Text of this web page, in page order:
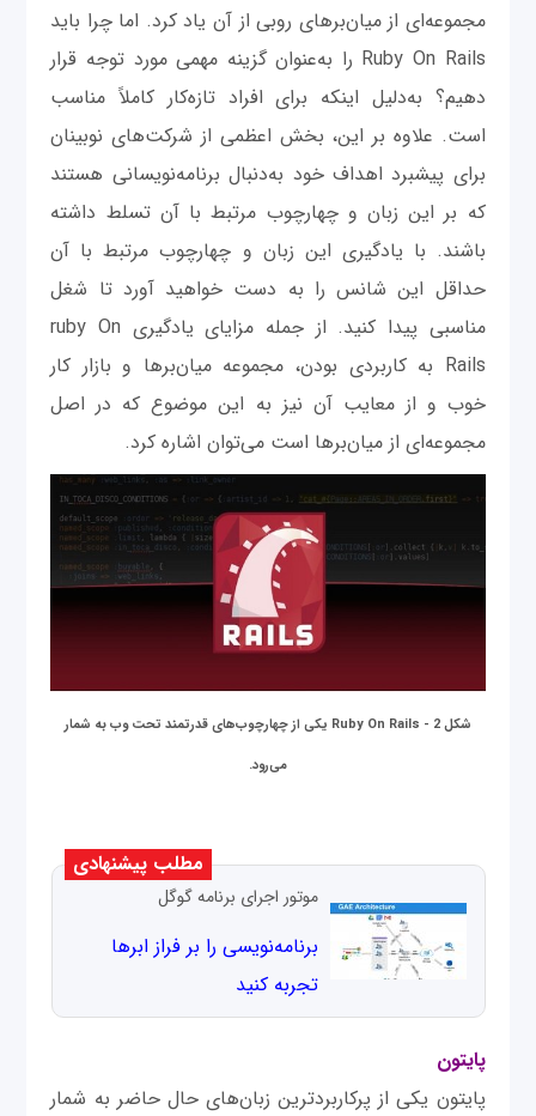
مجموعه‌ای از میان‌برهای روبی از آن یاد کرد. اما چرا باید
Ruby On Rails را به‌عنوان گزینه مهمی مورد توجه قرار
دهیم؟ به‌دلیل اینکه برای افراد تازه‌کار کاملاً مناسب
است. علاوه بر این، بخش اعظمی از شرکت‌های نوبینان
برای پیشبرد اهداف خود به‌دنبال برنامه‌نویسانی هستند
که بر این زبان و چهارچوب مرتبط با آن تسلط داشته
باشند. با یادگیری این زبان و چهارچوب مرتبط با آن
حداقل این شانس را به دست خواهید آورد تا شغل
مناسبی پیدا کنید. از جمله مزایای یادگیری ruby On
Rails به کاربردی بودن، مجموعه میان‌برها و بازار کار
خوب و از معایب آن نیز به این موضوع که در اصل
مجموعه‌ای از میان‌برها است می‌توان اشاره کرد.
شکل 2 - Ruby On Rails یکی از چهارچوب‌های قدرتمند تحت وب به شمار
می‌رود.
مطلب پیشنهادی
موتور اجرای برنامه گوگل
برنا‌مه‌نویسی را بر فراز ابرها
تجربه کنید
پایتون
پایتون یکی از پرکاربرد‌ترین زبان‌های حال حاضر به شمار